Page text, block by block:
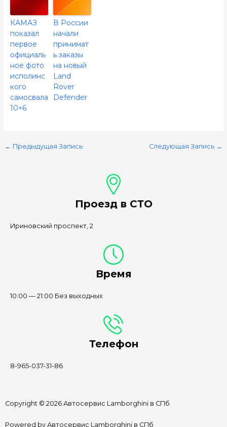
КАМАЗ
показал
первое
официаль
ное фото
исполинс
кого
самосвала
10×6
В России
начали
принимат
ь заказы
на новый
Land
Rover
Defender
← Предыдущая Запись Следующая Запись →
Проезд в СТО
Ириновский проспект, 2
Время
10:00 — 21:00 Без выходных
Телефон
8-965-037-31-86
Copyright © 2026 Автосервис Lamborghini в СПб
Powered by Автосервис Lamborghini в СПб